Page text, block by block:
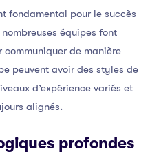
fondamental pour le succès
équipes font
de manière
peuvent avoir des styles de
d’expérience variés et
alignés.
profondes